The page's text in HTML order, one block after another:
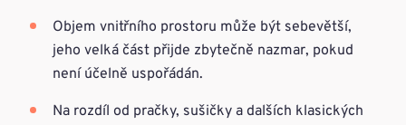
Objem vnitřního prostoru může být sebevětší,
jeho velká část přijde zbytečně nazmar, pokud
není účelně uspořádán.
Na rozdíl od pračky, sušičky a dalších klasických